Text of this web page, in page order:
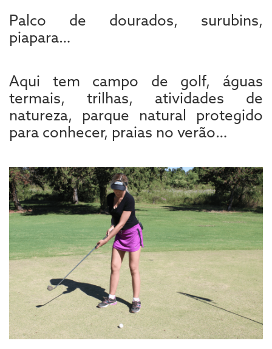
Palco de dourados, surubins,
piapara…
Aqui tem campo de golf, águas
termais, trilhas, atividades de
natureza, parque natural protegido
para conhecer, praias no verão…